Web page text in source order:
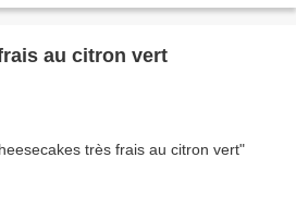
au citron vert